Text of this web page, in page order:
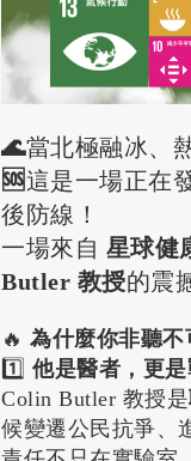
🌊當北極融冰、
🆘這是一場正在
後防線！
一場來自 星球健
Butler 教授的震
🔥 為什麼你非聽不
1️⃣ 他是醫者，更是
Colin Butler 教授是
候變遷公民抗爭、